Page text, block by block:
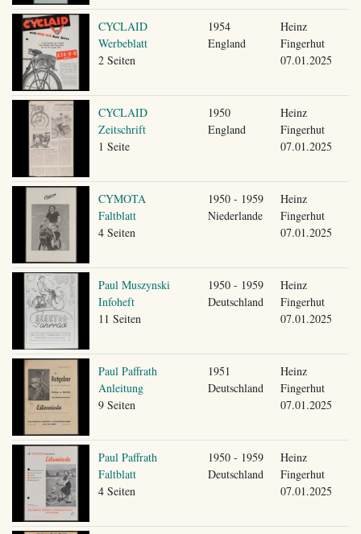
CYCLAID
Werbeblatt
2 Seiten
1954
England
Heinz
Fingerhut
07.01.2025
CYCLAID
Zeitschrift
1 Seite
1950
England
Heinz
Fingerhut
07.01.2025
CYMOTA
Faltblatt
4 Seiten
1950 - 1959
Niederlande
Heinz
Fingerhut
07.01.2025
Paul Muszynski
Infoheft
11 Seiten
1950 - 1959
Deutschland
Heinz
Fingerhut
07.01.2025
Paul Paffrath
Anleitung
9 Seiten
1951
Deutschland
Heinz
Fingerhut
07.01.2025
Paul Paffrath
Faltblatt
4 Seiten
1950 - 1959
Deutschland
Heinz
Fingerhut
07.01.2025